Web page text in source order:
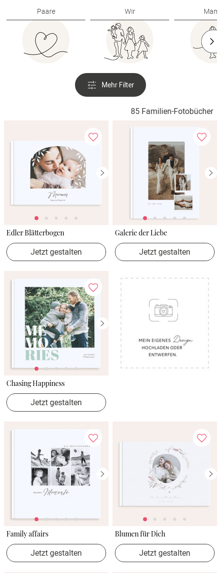
Paare Wir
Mehr Filter
85 Familien-Fotobücher
Edler Blätterbogen
Jetzt gestalten
Galerie der Liebe
Jetzt gestalten
Chasing Happiness
Jetzt gestalten
Family affairs
Jetzt gestalten
Blumen für Dich
Jetzt gestalten